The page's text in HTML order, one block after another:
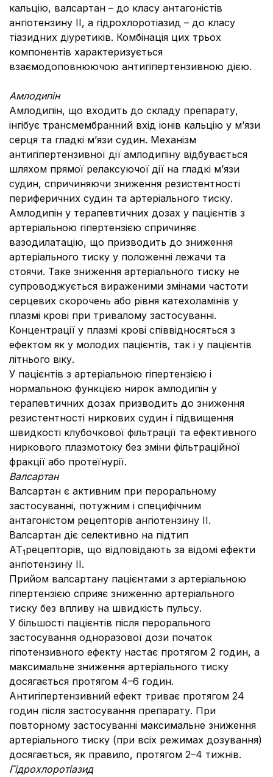
кальцію, валсартан – до класу антагоністів
ангіотензину ІІ, а гідрохлоротіазид – до класу
тіазидних діуретиків. Комбінація цих трьох
компонентів характеризується
взаємодоповнюючою антигіпертензивною дією.
Амлодипін
Амлодипін, що входить до складу препарату,
інгібує трансмембранний вхід іонів кальцію у м’язи
серця та гладкі м’язи судин. Механізм
антигіпертензивної дії амлодипіну відбувається
шляхом прямої релаксуючої дії на гладкі м’язи
судин, спричиняючи зниження резистентності
периферичних судин та артеріального тиску.
Амлодипін у терапевтичних дозах у пацієнтів з
артеріальною гіпертензією спричиняє
вазодилатацію, що призводить до зниження
артеріального тиску у положенні лежачи та
стоячи. Таке зниження артеріального тиску не
супроводжується вираженими змінами частоти
серцевих скорочень або рівня катехоламінів у
плазмі крові при тривалому застосуванні.
Концентрації у плазмі крові співвідносяться з
ефектом як у молодих пацієнтів, так і у пацієнтів
літнього віку.
У пацієнтів з артеріальною гіпертензією і
нормальною функцією нирок амлодипін у
терапевтичних дозах призводить до зниження
резистентності ниркових судин і підвищення
швидкості клубочкової фільтрації та ефективного
ниркового плазмотоку без зміни фільтраційної
фракції або протеїнурії.
Валсартан
Валсартан є активним при пероральному
застосуванні, потужним і специфічним
антагоністом рецепторів ангіотензину ІІ.
Валсартан діє селективно на підтип
АТ1рецепторів, що відповідають за відомі ефекти
ангіотензину ІІ.
Прийом валсартану пацієнтами з артеріальною
гіпертензією сприяє зниженню артеріального
тиску без впливу на швидкість пульсу.
У більшості пацієнтів після перорального
застосування одноразової дози початок
гіпотензивного ефекту настає протягом 2 годин, а
максимальне зниження артеріального тиску
досягається протягом 4–6 годин.
Антигіпертензивний ефект триває протягом 24
годин після застосування препарату. При
повторному застосуванні максимальне зниження
артеріального тиску (при всіх режимах дозування)
досягається, як правило, протягом 2–4 тижнів.
Гідрохлоротіазид